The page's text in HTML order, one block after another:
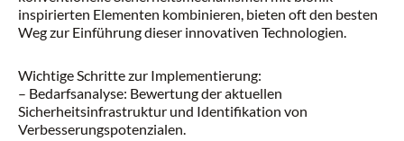
inspirierten Elementen kombinieren, bieten oft den besten
Weg zur Einführung dieser innovativen Technologien.
Wichtige Schritte zur Implementierung:
– Bedarfsanalyse: Bewertung der aktuellen
Sicherheitsinfrastruktur und Identifikation von
Verbesserungspotenzialen.